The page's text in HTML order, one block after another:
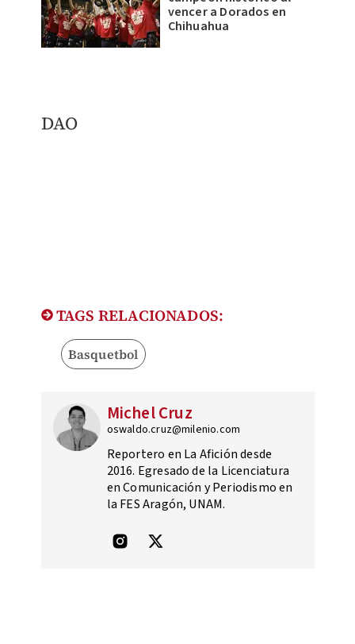
vencer a Dorados en
Chihuahua
DAO
TAGS RELACIONADOS:
Basquetbol
Michel Cruz
oswaldo.cruz@milenio.com
Reportero en La Afición desde
2016. Egresado de la Licenciatura
en Comunicación y Periodismo en
la FES Aragón, UNAM.